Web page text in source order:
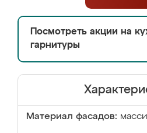
Посмотреть акции на
гарнитуры
Материал фасадов: